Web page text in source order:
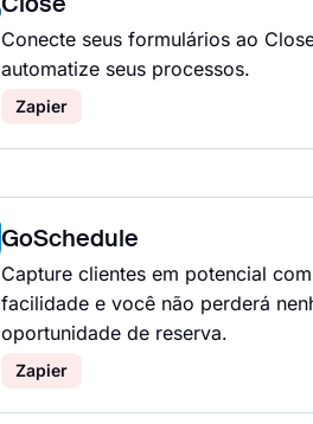
Close
Conecte seus formulários ao
automatize seus processos.
Zapier
GoSchedule
Capture clientes em potencial
facilidade e você não perderá
oportunidade de reserva.
Zapier